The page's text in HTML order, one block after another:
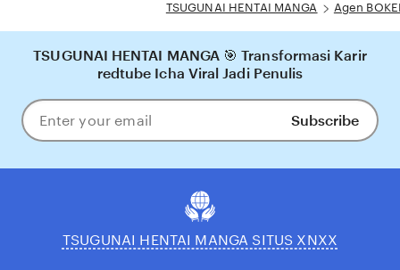
TSUGUNAI HENTAI MANGA
Agen
TSUGUNAI HENTAI MANGA 🎯 Transformasi Karir
redtube Icha Viral Jadi Penulis
Enter
your
Subscribe
TSUGUNAI HENTAI MANGA SITUS XNXX